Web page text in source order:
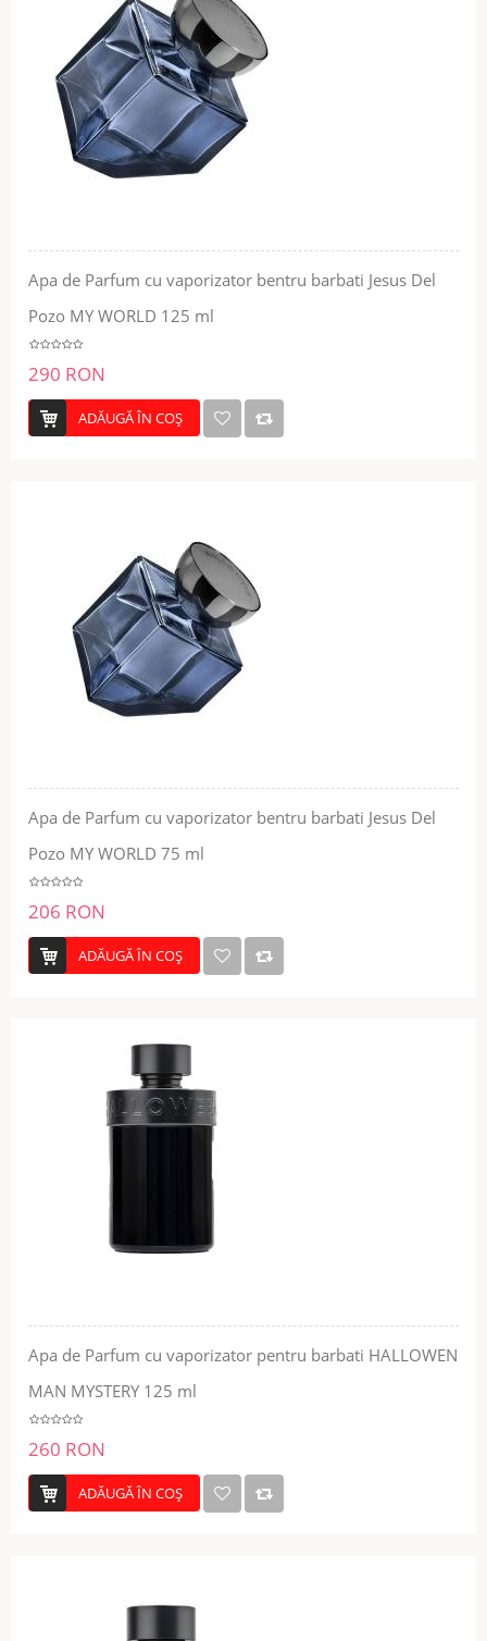
Apa de Parfum cu vaporizator bentru barbati Jesus Del
Pozo MY WORLD 125 ml
290 RON
ADĂUGĂ ÎN COŞ
Apa de Parfum cu vaporizator bentru barbati Jesus Del
Pozo MY WORLD 75 ml
206 RON
ADĂUGĂ ÎN COŞ
Apa de Parfum cu vaporizator pentru barbati HALLOWEN
MAN MYSTERY 125 ml
260 RON
ADĂUGĂ ÎN COŞ